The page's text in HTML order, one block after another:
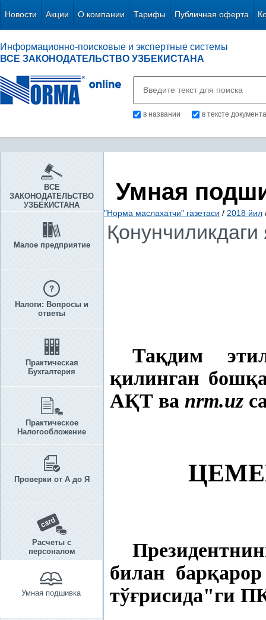
Новости Акции О компании Тарифы Публичная оферта
Информационно-поисковые и экспертные системы
ВСЕ ЗАКОНОДАТЕЛЬСТВО УЗБЕКИСТАНА
в названии в тексте документа
ВСЕ
ЗАКОНОДАТЕЛЬСТВО
УЗБЕКИСТАНА
Малое предприятие
Налоги: Вопросы и
ответы
Практическая
Бухгалтерия
Практическое
Налогообложение
Проверки от А до Я
Расчеты с
персоналом
Умная подшивка
Умная
"Норма маслахатчи" газетаси / 2018 йил
Қонунчиликдаги
Тақдим
қилинган бошқ
АҚТ ва nrm.uz
билан барқ
тўғрисида"ги П